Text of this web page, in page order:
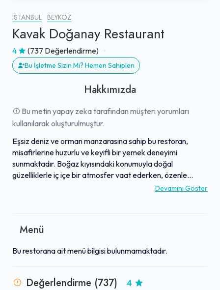
İSTANBUL BEYKOZ
Kavak Doğanay Restaurant
4 (737 Değerlendirme)
Bu İşletme Sizin Mi? Hemen Sahiplen
Hakkımızda
Bu metin yapay zeka tarafından müşteri yorumları
kullanılarak oluşturulmuştur.
Eşsiz deniz ve orman manzarasına sahip bu restoran,
misafirlerine huzurlu ve keyifli bir yemek deneyimi
sunmaktadır. Boğaz kıyısındaki konumuyla doğal
güzelliklerle iç içe bir atmosfer vaat ederken, özenle
seçilmiş taptaze balıklarıyla ön plana çıkmaktadır. Lezzetli
ve samimi hizmet anlayışıyla dikkat çeken işletme, genel
olmaktadır. Hem yerel halktan hem de şehir dışından
bir adrestir.
Devamını Göster
Menü
Bu restorana ait menü bilgisi bulunmamaktadır.
Değerlendirme (737) 4